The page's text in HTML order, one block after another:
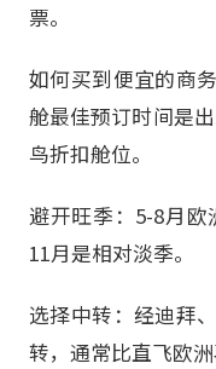
票。
如何买到便宜的商
舱最佳预订时间是
鸟折扣舱位。
避开旺季：5-8月
11月是相对淡季。
选择中转：经迪拜
转，通常比直飞欧